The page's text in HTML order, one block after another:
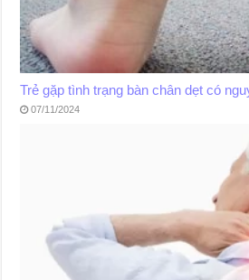
Trẻ gặp tình trạng bàn chân dẹt có
07/11/2024